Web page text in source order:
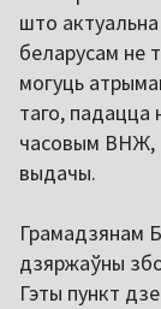
што
беларусам не
могуць
таго, падацца
часовым ВНЖ,
выдачы.
Грамадзянам
дзяржаўны
Гэты пункт